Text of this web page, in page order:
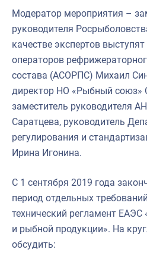
Модератор мероприятия –
руководителя
качестве экспертов
операторов
состава (АСОРПС) Михаил
директор НО «Рыбный союз»
заместитель руководителя
Саратцева, руководитель
регулирования и
Ирина Игонина.
С 1 сентября 2019 года
период отдельных
технический регламент
и рыбной продукции». На
обсудить: